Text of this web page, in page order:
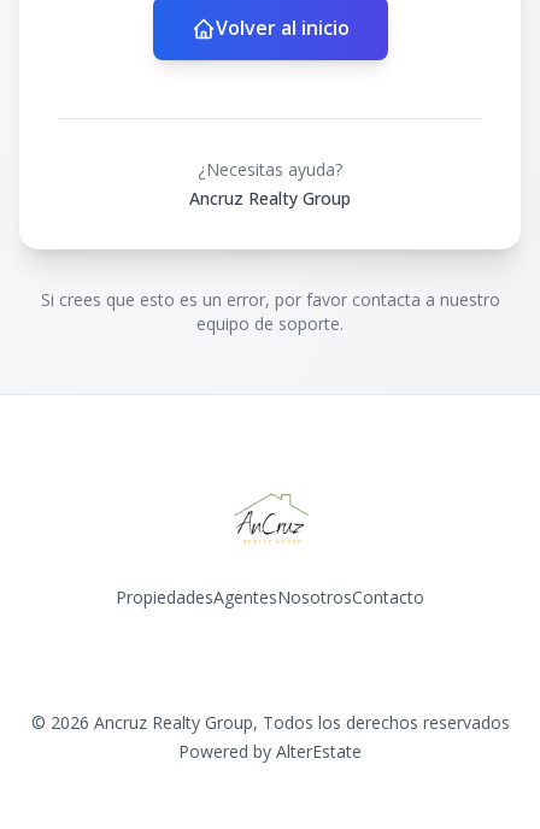
Volver al inicio
¿Necesitas ayuda?
Ancruz Realty Group
Si crees que esto es un error, por favor contacta a nuestro
equipo de soporte.
PropiedadesAgentesNosotrosContacto
© 2026 Ancruz Realty Group, Todos los derechos reservados
Powered by AlterEstate